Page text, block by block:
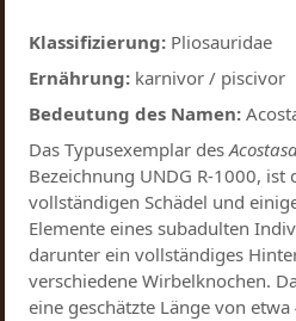
Klassifizierung: Pliosauridae
Ernährung: karnivor / piscivor
Bedeutung des Namen:
Das Typusexemplar des
Bezeichnung UNDG R-1000, ist
vollständigen Schädel und
Elemente eines subadulten
darunter ein vollständiges
verschiedene Wirbelknochen.
eine geschätzte Länge von